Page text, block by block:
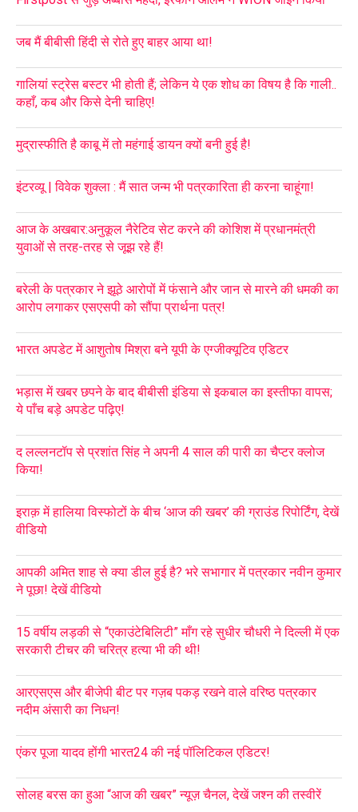
जब मैं बीबीसी हिंदी से रोते हुए बाहर आया था!
गालियां स्ट्रेस बस्टर भी होती हैं; लेकिन ये एक शोध का विषय है कि गाली..
कहाँ, कब और किसे देनी चाहिए!
मुद्रास्फीति है काबू में तो महंगाई डायन क्यों बनी हुई है!
इंटरव्यू | विवेक शुक्ला : मैं सात जन्म भी पत्रकारिता ही करना चाहूंगा!
आज के अखबार:अनुकूल नैरेटिव सेट करने की कोशिश में प्रधानमंत्री
युवाओं से तरह-तरह से जूझ रहे हैं!
बरेली के पत्रकार ने झूठे आरोपों में फंसाने और जान से मारने की धमकी का
आरोप लगाकर एसएसपी को सौंपा प्रार्थना पत्र!
भारत अपडेट में आशुतोष मिश्रा बने यूपी के एग्जीक्यूटिव एडिटर
भड़ास में खबर छपने के बाद बीबीसी इंडिया से इकबाल का इस्तीफा वापस;
ये पाँच बड़े अपडेट पढ़िए!
द लल्लनटॉप से प्रशांत सिंह ने अपनी 4 साल की पारी का चैप्टर क्लोज
किया!
इराक़ में हालिया विस्फोटों के बीच ‘आज की खबर’ की ग्राउंड रिपोर्टिंग, देखें
वीडियो
आपकी अमित शाह से क्या डील हुई है? भरे सभागार में पत्रकार नवीन कुमार
ने पूछा! देखें वीडियो
15 वर्षीय लड़की से “एकाउंटेबिलिटी” माँग रहे सुधीर चौधरी ने दिल्ली में एक
सरकारी टीचर की चरित्र हत्या भी की थी!
आरएसएस और बीजेपी बीट पर गज़ब पकड़ रखने वाले वरिष्ठ पत्रकार
नदीम अंसारी का निधन!
एंकर पूजा यादव होंगी भारत24 की नई पॉलिटिकल एडिटर!
सोलह बरस का हुआ “आज की खबर” न्यूज़ चैनल, देखें जश्न की तस्वीरें